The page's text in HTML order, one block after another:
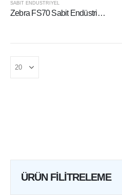
SABIT ENDÜSTRIYEL
Zebra FS70 Sabit Endüstriyel Barkod Okuyucu
ÜRÜN FILITRELEME